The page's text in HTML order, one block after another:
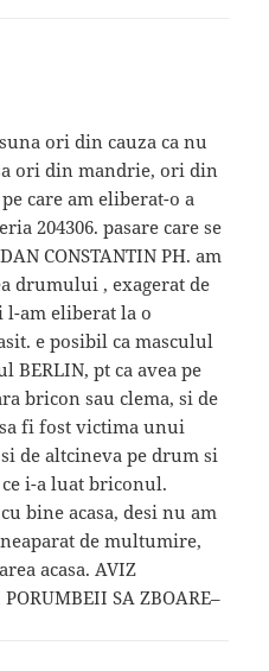
ori din cauza ca nu
ori din mandrie, ori din
care am eliberat-o a
204306. pasare care se
CONSTANTIN PH. am
drumului , exagerat de
am eliberat la o
e posibil ca masculul
BERLIN, pt ca avea pe
bricon sau clema, si de
fi fost victima unui
de altcineva pe drum si
i-a luat briconul.
bine acasa, desi nu am
de multumire,
acasa. AVIZ
SA ZBOARE–